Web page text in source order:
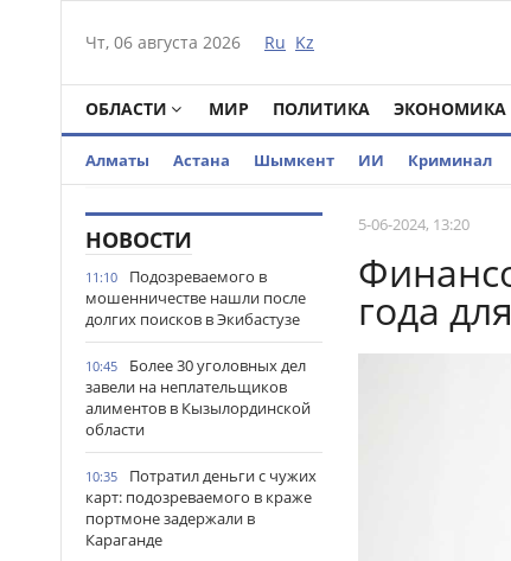
Чт, 06 августа 2026 Ru Kz
ОБЛАСТИ МИР ПОЛИТИКА ЭКОНОМИКА
Алматы Астана Шымкент ИИ Криминал
НОВОСТИ
11:10
Подозреваемого в
мошенничестве нашли после
долгих поисков в Экибастузе
10:45
Более 30 уголовных дел
завели на неплательщиков
алиментов в Кызылординской
области
10:35
Потратил деньги с чужих
карт: подозреваемого в краже
портмоне задержали в
Караганде
5-06-2024, 13:20
года